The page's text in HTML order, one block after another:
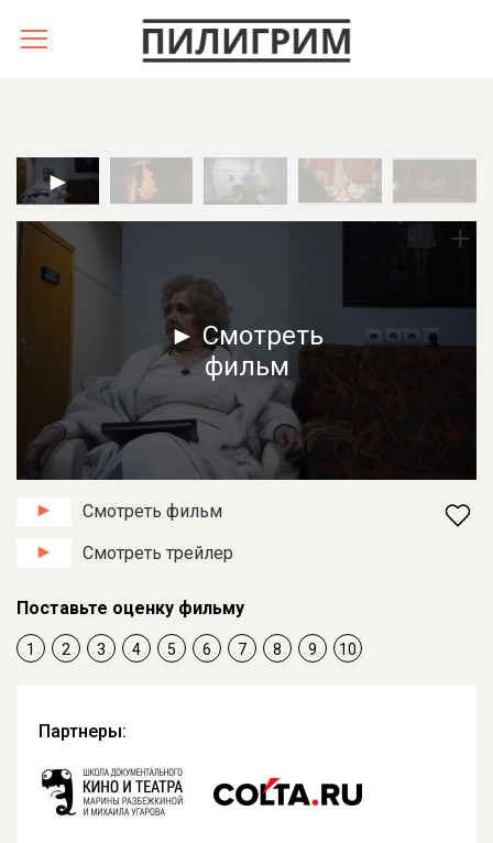
► Смотреть
фильм
Смотреть фильм
Смотреть трейлер
Поставьте оценку фильму
1 2 3 4 5 6 7 8 9 10
Партнеры: